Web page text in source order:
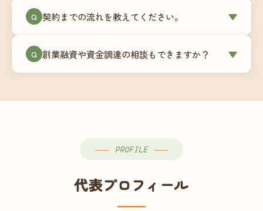
します。freee・弥生会計等をご利用中の場合は、
怠集計あり／5名まで）は月額15,000円〜、年末調
す。人数が増える場合は別途お見積りします。
Q 契約までの流れを教えてください。 ▼
（30〜60分）でご事業内容・ご要望のヒアリング
→ ③お見積り・ご契約 → ④MFクラウドの初期設
談から契約まで費用は発生しませんので、お気軽
Q 創業融資や資金調達の相談もできますか？ ▼
PROFILE
代表プロフィール